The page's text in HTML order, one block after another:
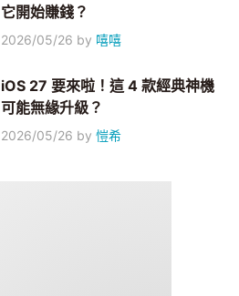
它開始賺錢？
2026/05/26 by 嘻嘻
iOS 27 要來啦！這 4 款經典神機
可能無緣升級？
2026/05/26 by愷希